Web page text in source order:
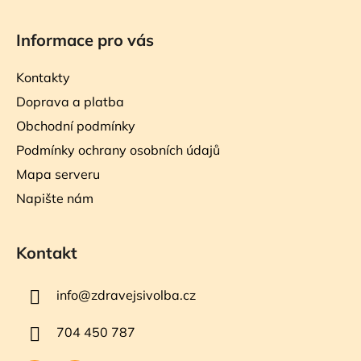
Informace pro vás
Kontakty
Doprava a platba
Obchodní podmínky
Podmínky ochrany osobních údajů
Mapa serveru
Napište nám
Kontakt
info@zdravejsivolba.cz
704 450 787